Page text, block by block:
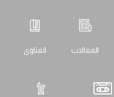
المقالات الفتاوى